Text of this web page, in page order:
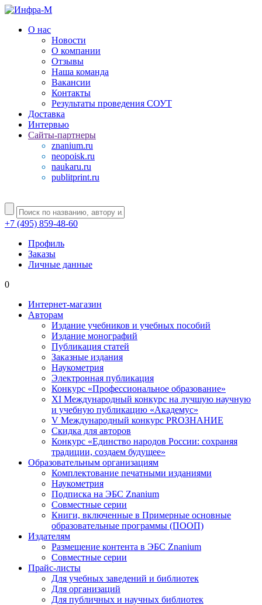
О нас
Новости
О компании
Отзывы
Наша команда
Вакансии
Контакты
Результаты проведения СОУТ
Доставка
Интервью
Сайты-партнеры
znanium.ru
neopoisk.ru
naukaru.ru
publitprint.ru
+7 (495) 859-48-60
Профиль
Заказы
Личные данные
0
Интернет-магазин
Авторам
Издание учебников и учебных пособий
Издание монографий
Публикация статей
Заказные издания
Наукометрия
Электронная публикация
Конкурс «Профессиональное образование»
XI Международный конкурс на лучшую научную
и учебную публикацию «Академус»
V Международный конкурс PROЗНАНИЕ
Скидка для авторов
Конкурс «Единство народов России: сохраняя
традиции, создаем будущее»
Образовательным организациям
Комплектование печатными изданиями
Наукометрия
Подписка на ЭБС Znanium
Совместные серии
Книги, включенные в Примерные основные
образовательные программы (ПООП)
Издателям
Размещение контента в ЭБС Znanium
Совместные серии
Прайс-листы
Для учебных заведений и библиотек
Для организаций
Для публичных и научных библиотек